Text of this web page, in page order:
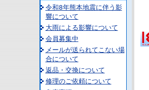
令和8年熊本地震に伴う影
響について
大雨による影響について
会員募集中
メールが送られてこない場
合について
返品・交換について
修理のご依頼について